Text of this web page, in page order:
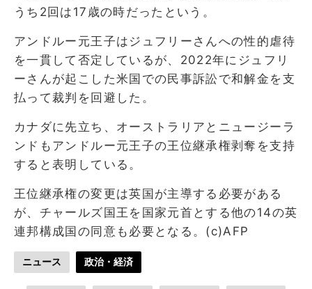
うち2回は17歳の時だったという。
アンドルー元王子はジュフリーさんへの性的虐待
を一貫して否定しているが、2022年にジュフリ
ーさんが起こした米国での民事訴訟で和解金を支
払って裁判を回避した。
カナダに先立ち、オーストラリアとニュージーラ
ンドもアンドルー元王子の王位継承権剥奪を支持
すると表明している。
王位継承権の変更は英国が主導する必要がある
が、チャールズ国王を国家元首とする他の14の英
連邦構成国の同意も必要となる。(c)AFP
ニュース 政治・経済